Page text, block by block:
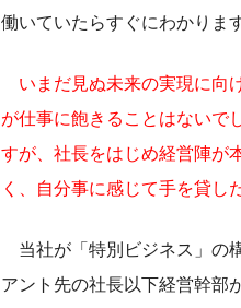
働いていたらすぐにわかります
いまだ見ぬ未来の実現に向
が仕事に飽きることはないで
すが、社長をはじめ経営陣が
く、自分事に感じて手を貸し
当社が「特別ビジネス」の
アント先の社長以下経営幹部